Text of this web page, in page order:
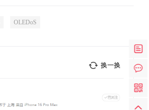
OLEDoS
换一换